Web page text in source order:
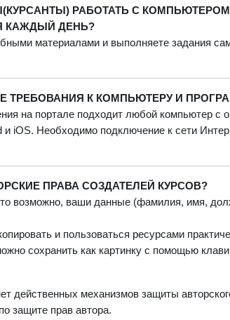
РАБОТАТЬ С
КАЖДЫЙ ДЕНЬ?
материалами и выполняете задания
ТРЕБОВАНИЯ К КОМПЬЮТЕРУ И
на портале подходит любой компьютер с
и iOS. Необходимо подключение к сети
ПРАВА СОЗДАТЕЛЕЙ КУРСОВ?
возможно, ваши данные (фамилия, имя,
и пользоваться ресурсами
сохранить как картинку с помощью
действенных механизмов защиты
защите прав автора.